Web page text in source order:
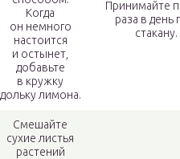
Когда
он немного
настоится
и остынет,
добавьте
в кружку
дольку лимона.
Принимайте
раза в день
стакану.
Смешайте
сухие листья
растений